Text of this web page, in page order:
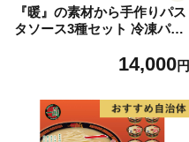
『暖』の素材から手作りパス
タソース3種セット 冷凍パス
洋食 トマトソース クリーム
14,000円